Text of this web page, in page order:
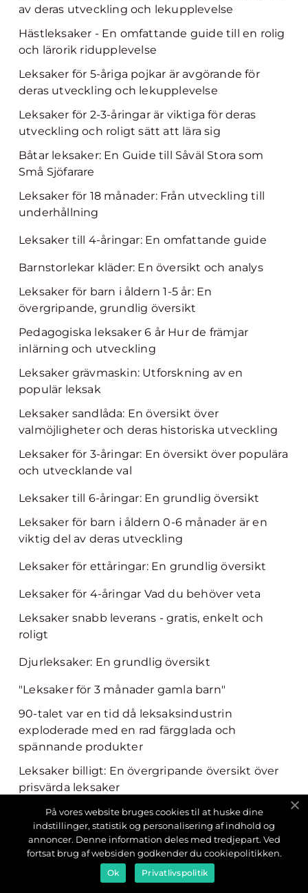
av deras utveckling och lekupplevelse
Hästleksaker - En omfattande guide till en rolig
och lärorik ridupplevelse
Leksaker för 5-åriga pojkar är avgörande för
deras utveckling och lekupplevelse
Leksaker för 2-3-åringar är viktiga för deras
utveckling och roligt sätt att lära sig
Båtar leksaker: En Guide till Såväl Stora som
Små Sjöfarare
Leksaker för 18 månader: Från utveckling till
underhållning
Leksaker till 4-åringar: En omfattande guide
Barnstorlekar kläder: En översikt och analys
Leksaker för barn i åldern 1-5 år: En
övergripande, grundlig översikt
Pedagogiska leksaker 6 år Hur de främjar
inlärning och utveckling
Leksaker grävmaskin: Utforskning av en
populär leksak
Leksaker sandlåda: En översikt över
valmöjligheter och deras historiska utveckling
Leksaker för 3-åringar: En översikt över populära
och utvecklande val
Leksaker till 6-åringar: En grundlig översikt
Leksaker för barn i åldern 0-6 månader är en
viktig del av deras utveckling
Leksaker för ettåringar: En grundlig översikt
Leksaker för 4-åringar Vad du behöver veta
Leksaker snabb leverans - gratis, enkelt och
roligt
Djurleksaker: En grundlig översikt
"Leksaker för 3 månader gamla barn"
90-talet var en tid då leksaksindustrin
exploderade med en rad färgglada och
spännande produkter
Leksaker billigt: En övergripande översikt över
prisvärda leksaker
Matleksaker: En omfattande guide till roliga och
lärorika leksaker för barn
Leksaker till 5-åringar: En översikt
Leksaker för 5-åriga pojkar är ett viktigt verktyg
På vores website bruges cookies til at huske dine
indstillinger, statistik og personalisering af indhold og
annoncer. Denne information deles med tredjepart. Ved
fortsat brug af websiden godkender du cookiepolitikken.
Ok Privatlivspolitik